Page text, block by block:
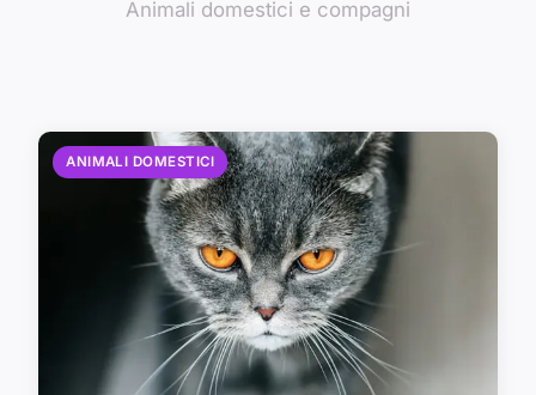
Animali domestici e compagni
ANIMALI DOMESTICI